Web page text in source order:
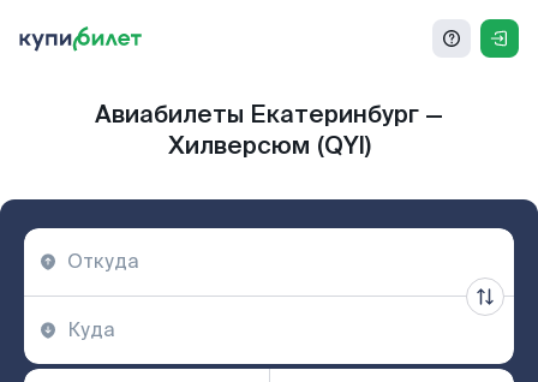
Авиабилеты Екатеринбург —
Хилверсюм (QYI)